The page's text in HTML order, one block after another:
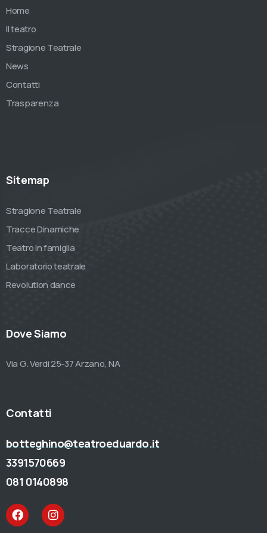
Home
Il teatro
Stragione Teatrale
News
Contatti
Trasparenza
Sitemap
Stragione Teatrale
Tracce Dinamiche
Teatro in famiglia
Laboratorio teatrale
Revolution dance
Dove Siamo
Via G. Verdi 25-37 Arzano, NA
Contatti
botteghino@teatroeduardo.it
3391570669
081 0140898